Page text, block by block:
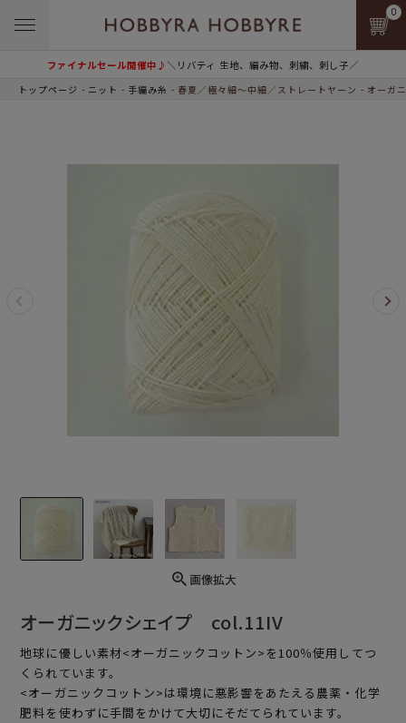
ファイナルセール開催中♪＼リバティ 生地、編み物、刺繍、刺し子／
0
トップページ ニット 手編み糸 春夏／極々細～中細／ストレートヤーン オーガ
画像拡大
オーガニックシェイプ col.11IV
地球に優しい素材<オーガニックコットン>を100％使用してつ
くられています。
<オーガニックコットン>は環境に悪影響をあたえる農薬・化学
肥料を使わずに手間をかけて大切にそだてられています。